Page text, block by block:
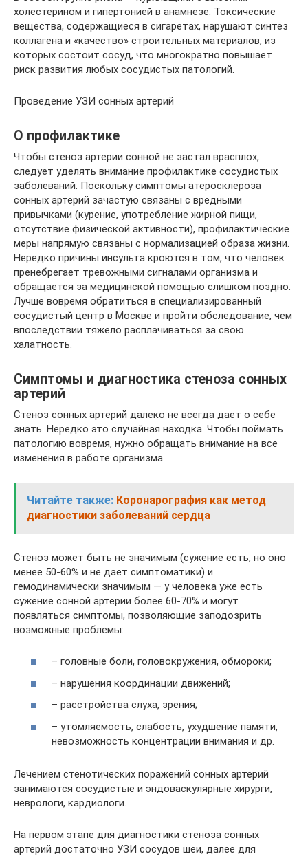
холестерином и гипертонией в анамнезе. Токсические
вещества, содержащиеся в сигаретах, нарушают синтез
коллагена и «качество» строительных материалов, из
которых состоит сосуд, что многократно повышает
риск развития любых сосудистых патологий.
Проведение УЗИ сонных артерий
О профилактике
Чтобы стеноз артерии сонной не застал врасплох,
следует уделять внимание профилактике сосудистых
заболеваний. Поскольку симптомы атеросклероза
сонных артерий зачастую связаны с вредными
привычками (курение, употребление жирной пищи,
отсутствие физической активности), профилактические
меры напрямую связаны с нормализацией образа жизни.
Нередко причины инсульта кроются в том, что человек
пренебрегает тревожными сигналами организма и
обращается за медицинской помощью слишком поздно.
Лучше вовремя обратиться в специализированный
сосудистый центр в Москве и пройти обследование, чем
впоследствии тяжело расплачиваться за свою
халатность.
Симптомы и диагностика стеноза сонных
артерий
Стеноз сонных артерий далеко не всегда дает о себе
знать. Нередко это случайная находка. Чтобы поймать
патологию вовремя, нужно обращать внимание на все
изменения в работе организма.
Читайте также: Коронарография как метод
диагностики заболеваний сердца
Стеноз может быть не значимым (сужение есть, но оно
менее 50-60% и не дает симптоматики) и
гемодинамически значимым — у человека уже есть
сужение сонной артерии более 60-70% и могут
появляться симптомы, позволяющие заподозрить
возможные проблемы:
– головные боли, головокружения, обмороки;
– нарушения координации движений;
– расстройства слуха, зрения;
– утомляемость, слабость, ухудшение памяти,
невозможность концентрации внимания и др.
Лечением стенотических поражений сонных артерий
занимаются сосудистые и эндоваскулярные хирурги,
неврологи, кардиологи.
На первом этапе для диагностики стеноза сонных
артерий достаточно УЗИ сосудов шеи, далее для